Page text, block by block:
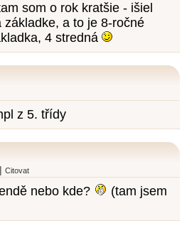
som o rok kratšie - išiel
a to je 8-ročné
4 stredná
z 5. třídy
|Citovat
nebo kde?
(tam jsem